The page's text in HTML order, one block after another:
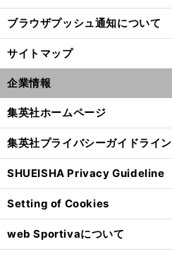
ブラウザプッシュ通知について
サイトマップ
企業情報
集英社ホームページ
集英社プライバシーガイドライン
SHUEISHA Privacy Guideline
Setting of Cookies
web Sportivaについて